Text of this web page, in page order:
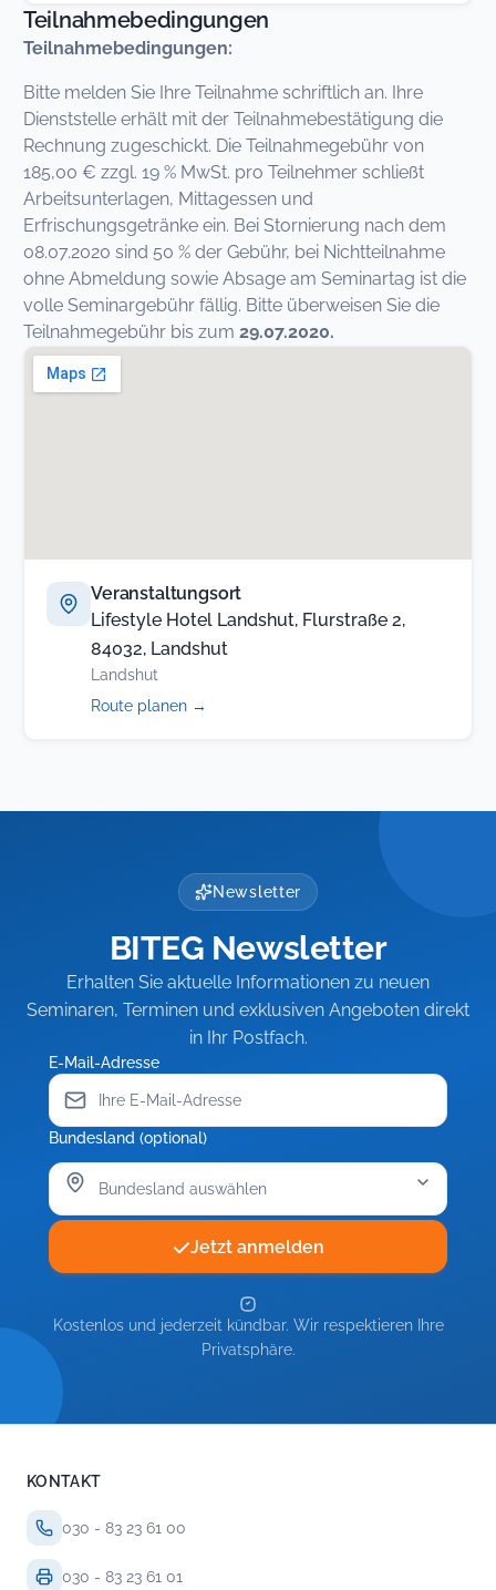
Teilnahmebedingungen
Teilnahmebedingungen:
Bitte melden Sie Ihre Teilnahme schriftlich an. Ihre
Dienststelle erhält mit der Teilnahmebestäti­gung die
Rechnung zugeschickt. Die Teilnahmegebühr von
185,00 € zzgl. 19 % MwSt. pro Teil­nehmer schließt
Arbeitsunterlagen, Mittagessen und
Erfrischungsgetränke ein. Bei Stornierung nach dem
08.07.2020 sind 50 % der Gebühr, bei Nichtteilnahme
ohne Abmeldung sowie Absage am Seminartag ist die
volle Seminargebühr fällig. Bitte überweisen Sie die
Teilnahmegebühr bis zum 29.07.2020.
Veranstaltungsort
Lifestyle Hotel Landshut, Flurstraße 2,
84032, Landshut
Landshut
Route planen →
Newsletter
BITEG Newsletter
Erhalten Sie aktuelle Informationen zu neuen
Seminaren, Terminen und exklusiven Angeboten direkt
in Ihr Postfach.
E-Mail-Adresse
Bundesland (optional)
Jetzt anmelden
Kostenlos und jederzeit kündbar. Wir respektieren Ihre
Privatsphäre.
KONTAKT
030 - 83 23 61 00
030 - 83 23 61 01